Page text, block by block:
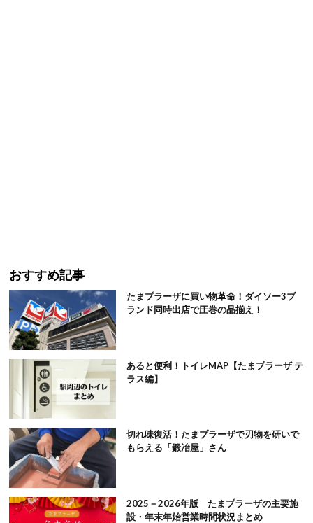
おすすめ記事
たまプラーザに買い物革命！ダイソー3ブ
ランド同時出店で圧巻の品揃え！
あると便利！トイレMAP【たまプラーザ テ
ラス編】
切れ味復活！たまプラーザで刃物を研いで
もらえる「鍛冶屋」さん
2025－2026年版 たまプラーザの主要施
設・年末年始営業時間状況まとめ